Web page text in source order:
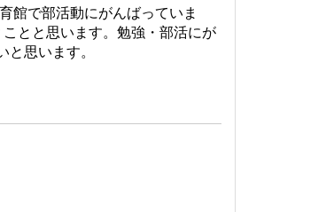
館で部活動にがんばっていま
とと思います。勉強・部活にが
思います。